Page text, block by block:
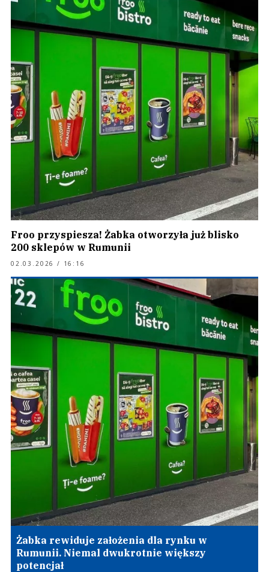
Froo przyspiesza! Żabka otworzyła już blisko
200 sklepów w Rumunii
02.03.2026 / 16:16
Żabka rewiduje założenia dla rynku w
Rumunii. Niemal dwukrotnie większy
potencjał